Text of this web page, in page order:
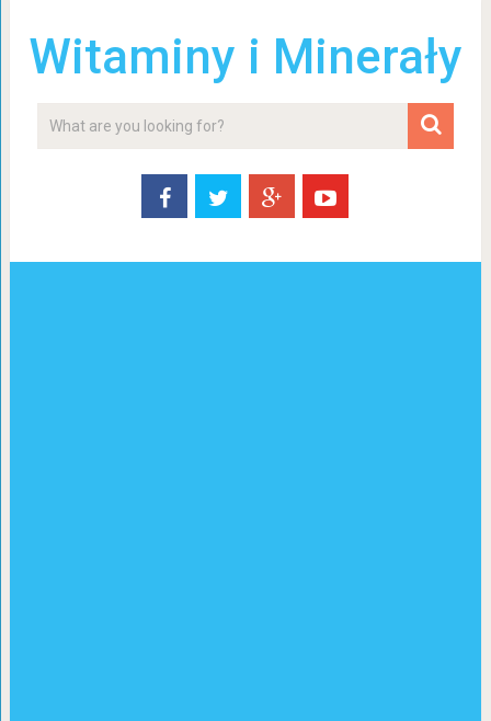
Witaminy i Minerały